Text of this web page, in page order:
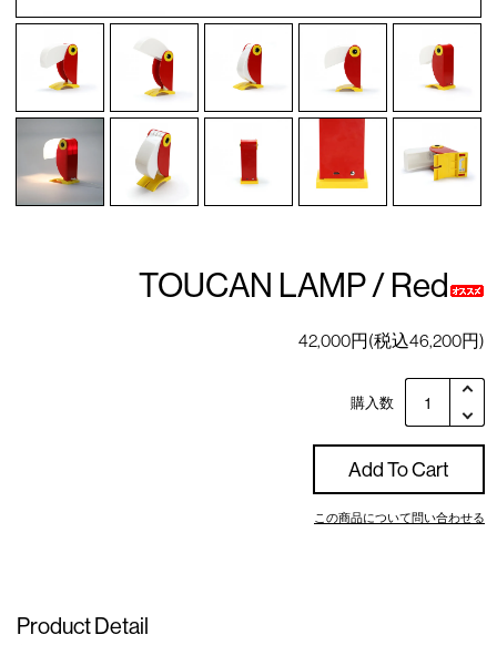
TOUCAN LAMP / Red
42,000円(税込46,200円)
購入数
Add To Cart
この商品について問い合わせる
Product Detail